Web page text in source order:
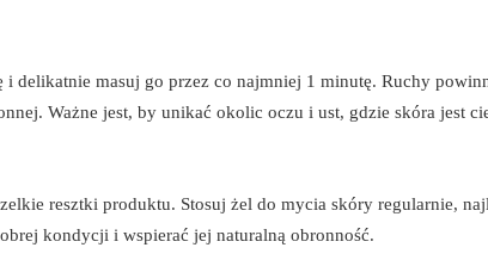
delikatnie masuj go przez co najmniej 1 minutę. Ruchy
Ważne jest, by unikać okolic oczu i ust, gdzie skóra jest
resztki produktu. Stosuj żel do mycia skóry regularnie,
kondycji i wspierać jej naturalną obronność.